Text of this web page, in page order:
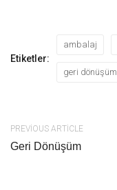
Etiketler:
ambalaj
geri dönüşüm
PREVIOUS ARTICLE
Geri Dönüşüm